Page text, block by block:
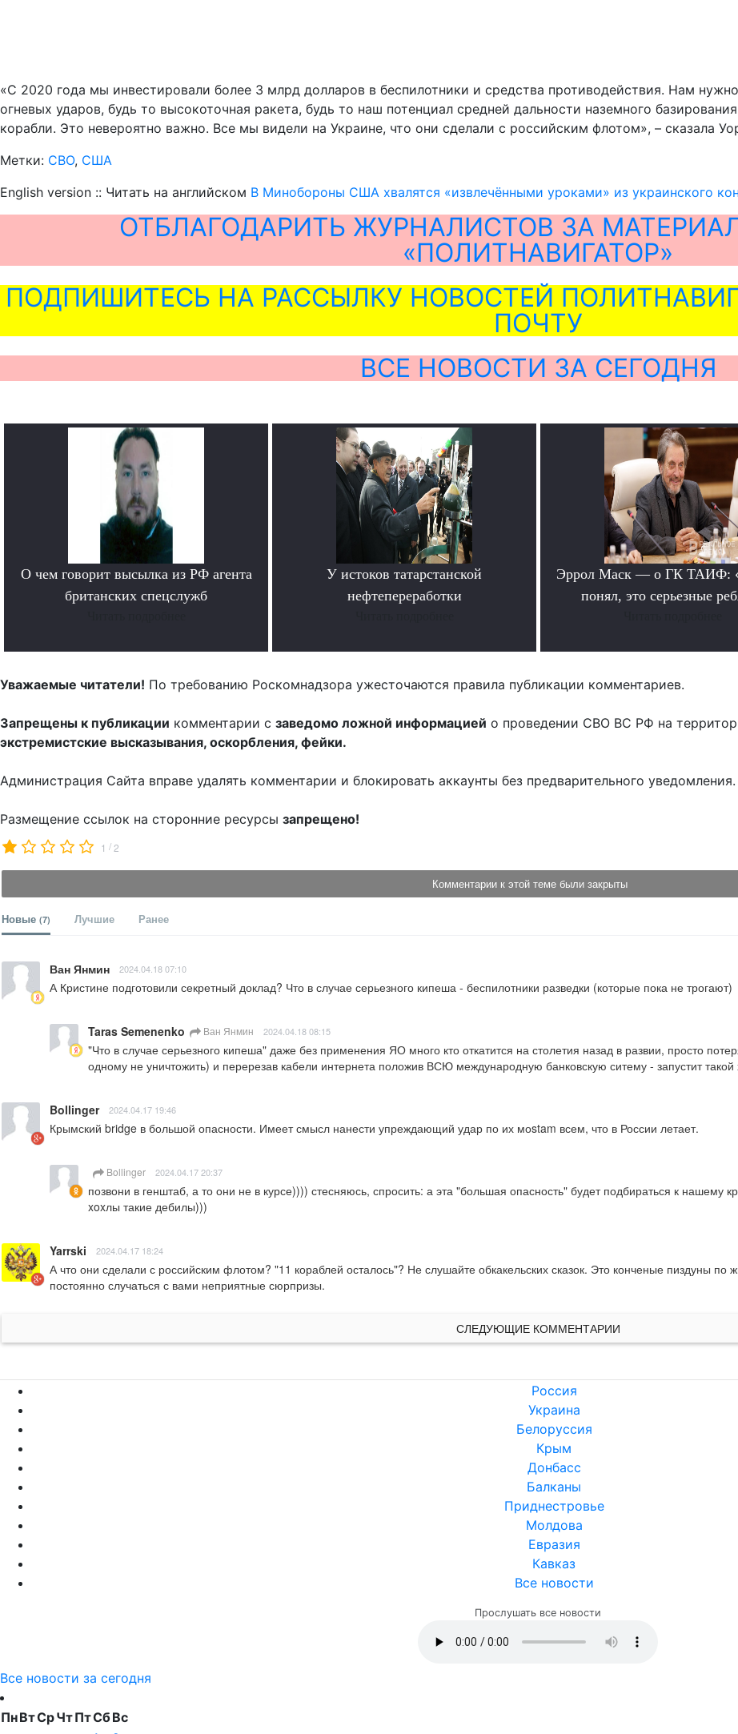
«С 2020 года мы инвестировали более 3 млрд долларов в беспилотники и средства противодействия. Нам
огневых ударов, будь то высокоточная ракета, будь то наш потенциал средней дальности наземного
корабли. Это невероятно важно. Все мы видели на Украине, что они сделали с российским флотом», – сказала
Метки: СВО, США
English version :: Читать на английском В Минобороны США хвалятся «извлечёнными уроками» из украинского
ОТБЛАГОДАРИТЬ ЖУРНАЛИСТОВ ЗА
«ПОЛИТНАВИГАТОР»
ПОДПИШИТЕСЬ НА РАССЫЛКУ НОВОСТЕЙ
ПОЧТУ
ВСЕ НОВОСТИ ЗА СЕГОДНЯ
О чем говорит высылка из РФ агента
британских спецслужб
У истоков татарстанской
нефтепереработки
Эррол Маск — о ГК ТАИФ:
понял, это серьезные
Уважаемые читатели! По требованию Роскомнадзора ужесточаются правила публикации комментариев.
Запрещены к публикации комментарии с заведомо ложной информацией о проведении СВО ВС РФ на
экстремистские высказывания, оскорбления, фейки.
Администрация Сайта вправе удалять комментарии и блокировать аккаунты без предварительного уведомления.
Размещение ссылок на сторонние ресурсы запрещено!
1 /2
Комментарии к этой теме были закрыты
Новые (7) Лучшие Ранее
Ван Янмин 2024.04.18 07:10
А Кристине подготовили секретный доклад? Что в случае серьезного кипеша - беспилотники разведки (которые пока не
Taras Semenenko Ван Янмин 2024.04.18 08:15
"Что в случае серьезного кипеша" даже без применения ЯО много кто откатится на столетия назад в развии, просто
одному не уничтожить) и перерезав кабели интернета положив ВСЮ международную банковскую ситему - запустит такой
Bollinger 2024.04.17 19:46
Крымский bridge в большой опасности. Имеет смысл нанести упреждающий удар по их моstam всем, что в России летает.
Bollinger 2024.04.17 20:37
позвони в генштаб, а то они не в курсе)))) стесняюсь, спросить: а эта "большая опасность" будет подбираться к
xoxлы такие дебилы)))
Yarrski 2024.04.17 18:24
А что они сделали с российским флотом? "11 кораблей осталось"? Не слушайте обкакельских сказок. Это конченые пиздуны по
постоянно случаться с вами неприятные сюрпризы.
СЛЕДУЮЩИЕ КОММЕНТАРИИ
Россия
Украина
Белоруссия
Крым
Донбасс
Балканы
Приднестровье
Молдова
Евразия
Кавказ
Все новости
Прослушать все новости
Все новости за сегодня
ПнВтСрЧтПтСбВс